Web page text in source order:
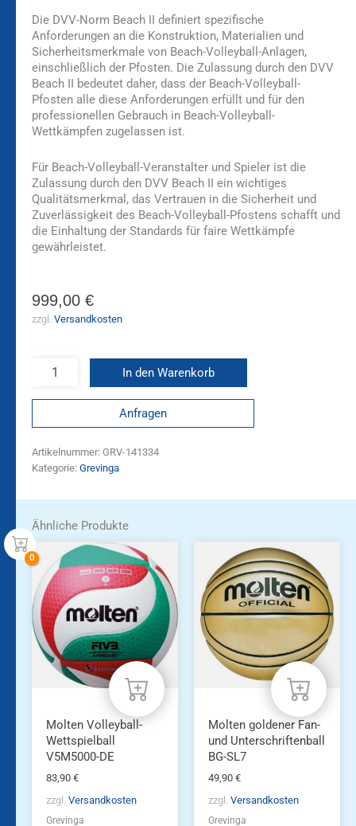
Die DVV-Norm Beach II definiert spezifische
Anforderungen an die Konstruktion, Materialien und
Sicherheitsmerkmale von Beach-Volleyball-Anlagen,
einschließlich der Pfosten. Die Zulassung durch den DVV
Beach II bedeutet daher, dass der Beach-Volleyball-
Pfosten alle diese Anforderungen erfüllt und für den
professionellen Gebrauch in Beach-Volleyball-
Wettkämpfen zugelassen ist.
Für Beach-Volleyball-Veranstalter und Spieler ist die
Zulassung durch den DVV Beach II ein wichtiges
Qualitätsmerkmal, das Vertrauen in die Sicherheit und
Zuverlässigkeit des Beach-Volleyball-Pfostens schafft und
die Einhaltung der Standards für faire Wettkämpfe
gewährleistet.
999,00 €
zzgl. Versandkosten
In den Warenkorb
Anfragen
Artikelnummer: GRV-141334
Kategorie: Grevinga
Ähnliche Produkte
Molten Volleyball-
Wettspielball
V5M5000-DE
83,90 €
zzgl. Versandkosten
Grevinga
Molten goldener Fan-
und Unterschriftenball
BG-SL7
49,90 €
zzgl. Versandkosten
Grevinga